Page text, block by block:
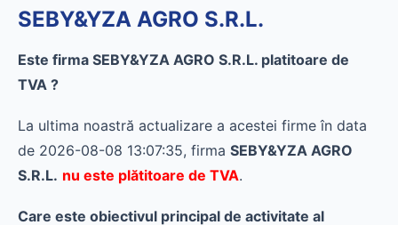
SEBY&YZA AGRO S.R.L.
Este firma SEBY&YZA AGRO S.R.L. platitoare de
TVA ?
La ultima noastră actualizare a acestei firme în data
de 2026-08-08 13:07:35, firma SEBY&YZA AGRO
S.R.L. nu este plătitoare de TVA.
Care este obiectivul principal de activitate al